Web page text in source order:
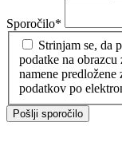
Sporočilo*
Strinjam se, da
podatke na
namene
podatkov po
Pošlji sporočilo